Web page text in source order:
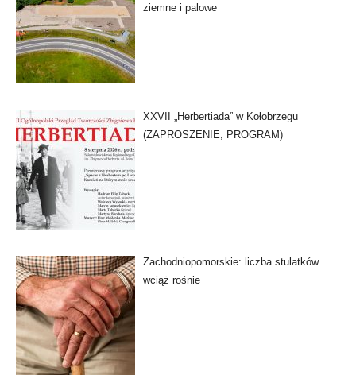
ziemne i palowe
XXVII „Herbertiada” w Kołobrzegu
(ZAPROSZENIE, PROGRAM)
Zachodniopomorskie: liczba stulatków
wciąż rośnie